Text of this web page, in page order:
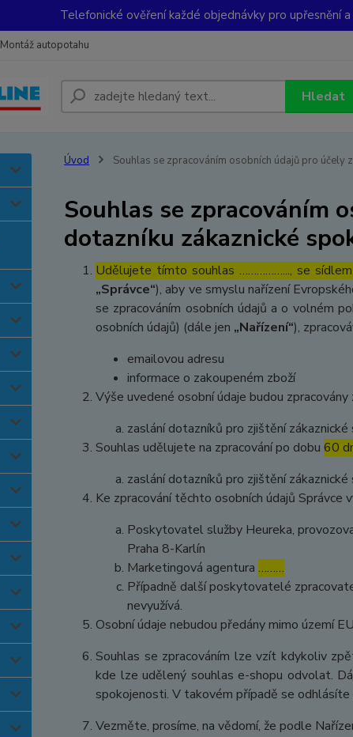
Telefonické ověření každé objednávky pro upřesnění
Montáž autopotahu
Hledat
Úvod Souhlas se zpracováním osobních údajů pro účely
Souhlas se zpracováním
dotazníku zákaznické
Udělujete tímto souhlas ……………..., se
„Správce“), aby ve smyslu nařízení
se zpracováním osobních údajů a o volném
osobních údajů) (dále jen „Nařízení“),
emailovou adresu
informace o zakoupeném zboží
Výše uvedené osobní údaje budou zpracovány
zaslání dotazníků pro zjištění
Souhlas udělujete na zpracování po dobu 60
zaslání dotazníků pro zjištění
Ke zpracování těchto osobních údajů Správce
Poskytovatel služby Heureka,
Praha 8-Karlín
Marketingová agentura ………
Případně další poskytovatelé
nevyužívá.
Osobní údaje nebudou předány mimo území
Souhlas se zpracováním lze vzít kdykoliv
kde lze udělený souhlas e-shopu odvolat.
spokojenosti. V takovém případě se
Vezměte, prosíme, na vědomí, že podle